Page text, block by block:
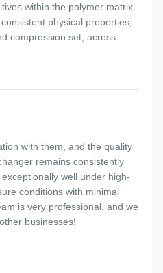
within the polymer matrix.
physical properties,
compression set, across
with them, and the quality
remains consistently
well under high-
conditions with minimal
is very professional, and we
businesses!